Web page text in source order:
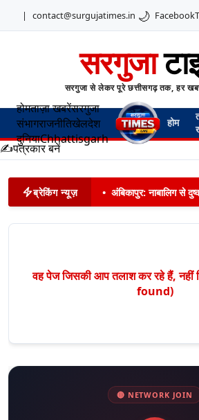
| contact@surgujatimes.in 🌙 Facebook
सरगुजा
सरगुजा से लेकर पूरे छत्तीसगढ़ तक, हर
होमताज़ा खबरेंसरगुजा
संभागराजनीतिखेलदेश
दुनियाChhattisgarh
होम
✍️पत्रकार बनें
ब्रेकिंग न्यूज़ • अंबिकापुर: नाबालिग से
वह पेज जिसकी आप तलाश कर रहे हैं,
found)
🔴 NETWORK JOIN